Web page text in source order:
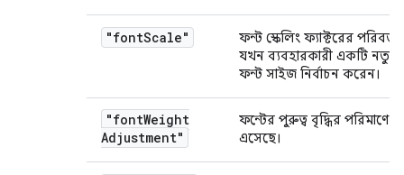
"fontScale"
ফন্ট স্কেলিং ফ্যাক্টরের
যখন ব্যবহারকারী একটি নতুন
ফন্ট সাইজ নির্বাচন করেন।
"fontWeight
Adjustment"
ফন্টের পুরুত্ব বৃদ্ধির পরিমাণে
এসেছে।